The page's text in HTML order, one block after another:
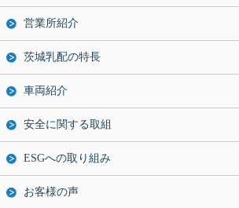
営業所紹介
茨城乳配の特長
車両紹介
安全に関する取組
ESGへの取り組み
お客様の声